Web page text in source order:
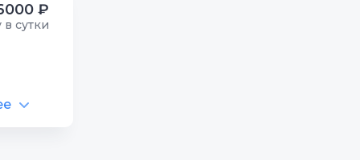
₽
в сутки